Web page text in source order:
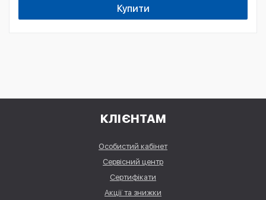
Купити
КЛІЄНТАМ
Особистий кабінет
Сервісний центр
Сертифікати
Акції та знижки